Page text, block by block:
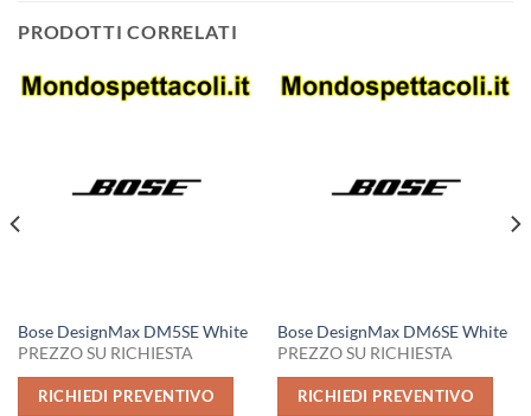
PRODOTTI CORRELATI
Bose DesignMax DM5SE White
PREZZO SU RICHIESTA
RICHIEDI PREVENTIVO
Bose DesignMax DM6SE White
PREZZO SU RICHIESTA
RICHIEDI PREVENTIVO